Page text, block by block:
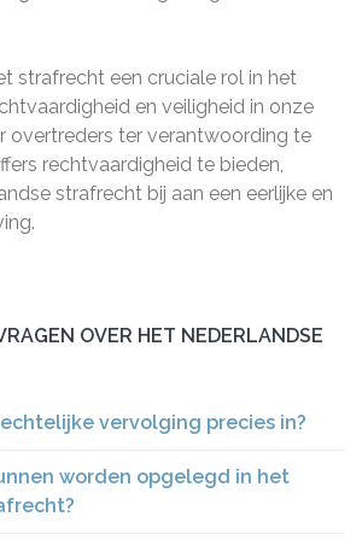
strafrecht een cruciale rol in het
en veiligheid in onze
overtreders ter verantwoording te
rechtvaardigheid te bieden,
strafrecht bij aan een eerlijke en
OVER HET NEDERLANDSE
vervolging precies in?
worden opgelegd in het